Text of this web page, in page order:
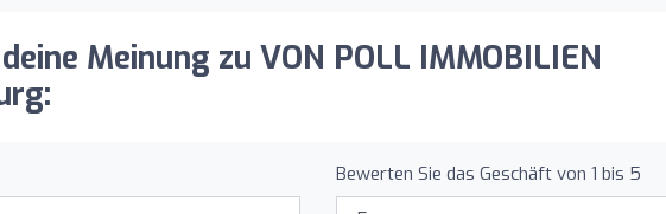
Meinung zu VON POLL IMMOBILIEN
Bewerten Sie das Geschäft von 1 bis 5